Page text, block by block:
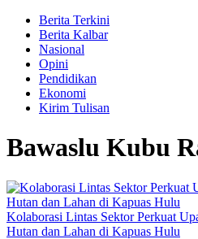
Berita Terkini
Berita Kalbar
Nasional
Opini
Pendidikan
Ekonomi
Kirim Tulisan
Bawaslu Kubu
Kolaborasi Lintas Sektor Perkuat
Hutan dan Lahan di Kapuas Hulu